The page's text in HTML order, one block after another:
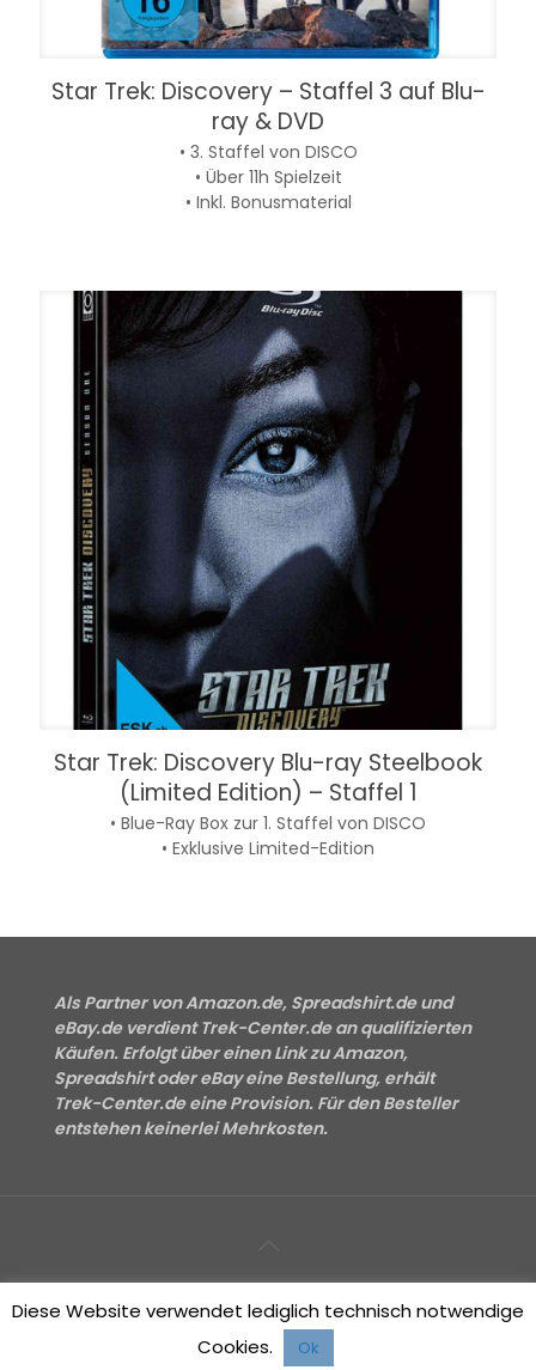
Star Trek: Discovery – Staffel 3 auf Blu-
ray & DVD
• 3. Staffel von DISCO
• Über 11h Spielzeit
• Inkl. Bonusmaterial
Star Trek: Discovery Blu-ray Steelbook
(Limited Edition) – Staffel 1
• Blue-Ray Box zur 1. Staffel von DISCO
• Exklusive Limited-Edition
Als Partner von Amazon.de, Spreadshirt.de und
eBay.de verdient Trek-Center.de an qualifizierten
Käufen. Erfolgt über einen Link zu Amazon,
Spreadshirt oder eBay eine Bestellung, erhält
Trek-Center.de eine Provision. Für den Besteller
entstehen keinerlei Mehrkosten.
Impressum Datenschutzerklärung Kontakt
Diese Website verwendet lediglich technisch notwendige
Cookies.
Ok